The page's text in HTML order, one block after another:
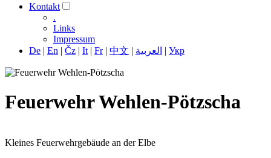
Kontakt
.
Links
Impressum
De | En | Čz | It | Fr| 中文 | العربية | Укр
Feuerwehr Wehlen-Pötzscha
Kleines Feuerwehrgebäude an der Elbe